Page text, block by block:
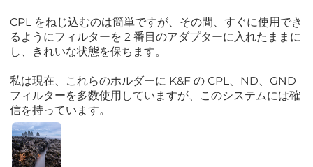
CPL をねじ込むのは簡単ですが、その間、すぐに使用でき
るようにフィルターを 2 番目のアダプターに入れたままに
し、きれいな状態を保ちます。
私は現在、これらのホルダーに K&F の CPL、ND、GND
フィルターを多数使用していますが、このシステムには確
信を持っています。